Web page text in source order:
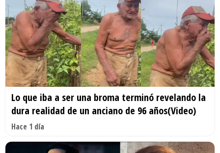
Lo que iba a ser una broma terminó revelando la
dura realidad de un anciano de 96 años(Video)
Hace 1 día